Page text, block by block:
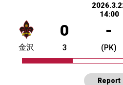
14:00
0 -
金沢 3 (PK)
Report